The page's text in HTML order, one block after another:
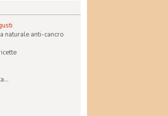
naturale anti-cancro